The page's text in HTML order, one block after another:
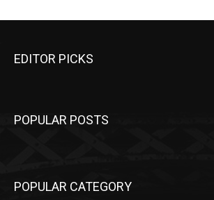
EDITOR PICKS
POPULAR POSTS
POPULAR CATEGORY